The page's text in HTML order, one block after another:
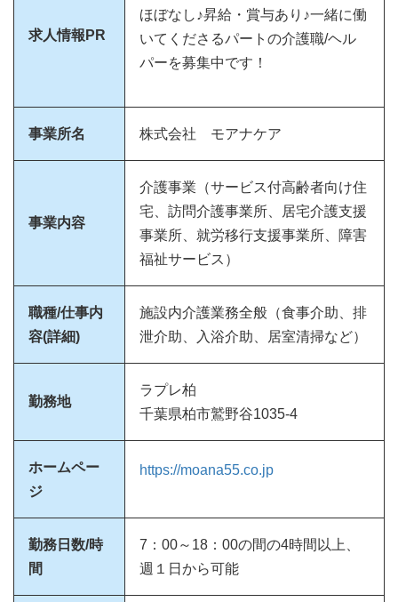
求人情報PR
ほぼなし♪昇給・賞与あり♪一緒に働
いてくださるパートの介護職/ヘル
パーを募集中です！
事業所名 株式会社 モアナケア
事業内容
介護事業（サービス付高齢者向け住
宅、訪問介護事業所、居宅介護支援
事業所、就労移行支援事業所、障害
福祉サービス）
職種/仕事内
容(詳細)
施設内介護業務全般（食事介助、排
泄介助、入浴介助、居室清掃など）
勤務地
ラプレ柏
千葉県柏市鷲野谷1035-4
ホームペー
ジ
https://moana55.co.jp
勤務日数/時
間
7：00～18：00の間の4時間以上、
週１日から可能